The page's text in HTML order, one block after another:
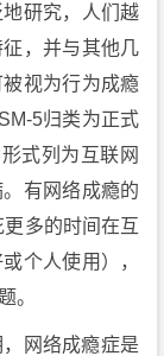
研究，人们越
，并与其他几
视为行为成瘾
5归类为正式
式列为互联网
有网络成瘾的
多的时间在互
个人使用），
。
网络成瘾症是